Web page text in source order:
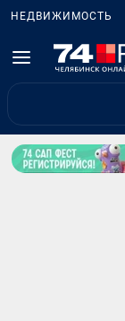
НЕДВИЖИМОСТЬ